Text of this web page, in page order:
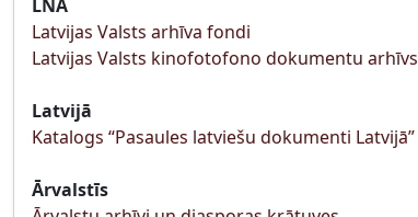
LNA
Latvijas Valsts arhīva fondi
Latvijas Valsts kinofotofono dokumentu arhīvs
Latvijā
Katalogs “Pasaules latviešu dokumenti Latvijā”
Ārvalstīs